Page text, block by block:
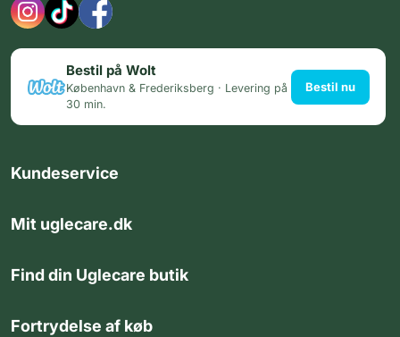
Bestil på Wolt
København & Frederiksberg · Levering på
30 min.
Bestil nu
Kundeservice
Mit uglecare.dk
Find din Uglecare butik
Fortrydelse af køb